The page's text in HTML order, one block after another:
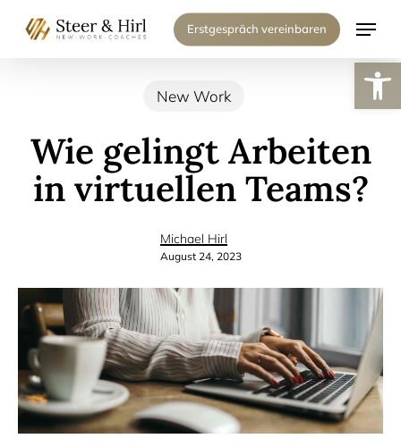
Erstgespräch vereinbaren Menu
New Work
Wie gelingt Arbeiten
in virtuellen Teams?
Michael Hirl
August 24, 2023